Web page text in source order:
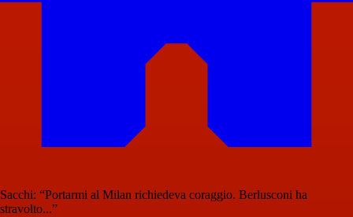
Sacchi: “Portarmi al Milan richiedeva coraggio. Berlusconi ha
stravolto...”